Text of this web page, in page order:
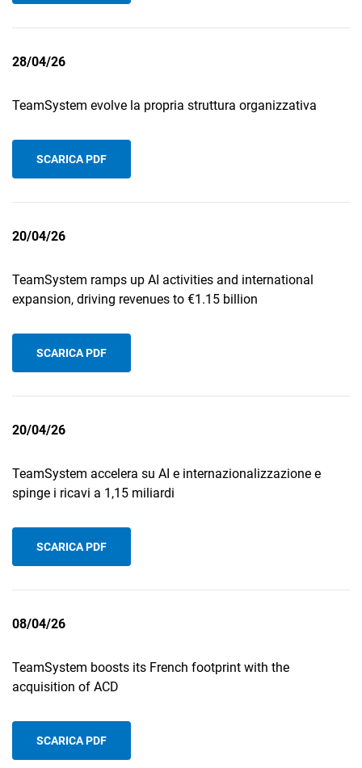
28/04/26
TeamSystem evolve la propria struttura organizzativa
SCARICA PDF
20/04/26
TeamSystem ramps up AI activities and international
expansion, driving revenues to €1.15 billion
SCARICA PDF
20/04/26
TeamSystem accelera su AI e internazionalizzazione e
spinge i ricavi a 1,15 miliardi
SCARICA PDF
08/04/26
TeamSystem boosts its French footprint with the
acquisition of ACD
SCARICA PDF